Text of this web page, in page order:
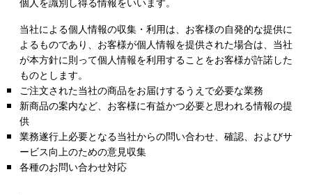
当社による個人情報の収集・利用は、お客様の自発的な提供に
よるものであり、お客様が個人情報を提供された場合は、当社
が本方針に則って個人情報を利用することをお客様が許諾した
ものとします。
ご注文された当社の商品をお届けするうえで必要な業務
新商品の案内など、お客様に有益かつ必要と思われる情報の提
供
業務遂行上必要となる当社からの問い合わせ、確認、およびサ
ービス向上のための意見収集
各種のお問い合わせ対応